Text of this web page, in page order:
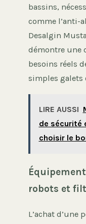
bassins,
comme l’anti-
Desalgin
démontre une
besoins réels
simples galets
LIRE AUSSI
de sécurité
choisir le
robots et
L’achat d’une